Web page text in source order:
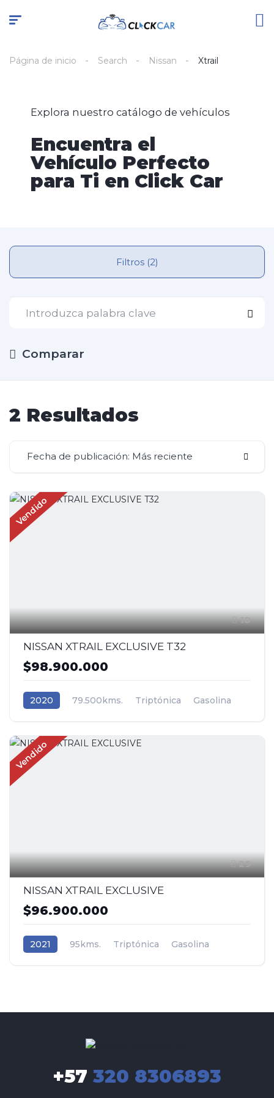
Página de inicio Search Nissan Xtrail
Explora nuestro catálogo de vehículos
Encuentra el
Vehículo Perfecto
para Ti en Click Car
Filtros (2)
Comparar
2 Resultados
Fecha de publicación: Más reciente
Vendido
18
NISSAN XTRAIL EXCLUSIVE T32
$98.900.000
2020 79.500kms. Triptónica
Gasolina
Vendido
29
NISSAN XTRAIL EXCLUSIVE
$96.900.000
2021 95kms. Triptónica
Gasolina
+57 320 8306893